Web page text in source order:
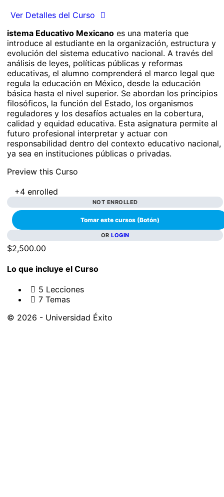
Ver Detalles del Curso
istema Educativo Mexicano es una materia que
introduce al estudiante en la organización, estructura y
evolución del sistema educativo nacional. A través del
análisis de leyes, políticas públicas y reformas
educativas, el alumno comprenderá el marco legal que
regula la educación en México, desde la educación
básica hasta el nivel superior. Se abordan los principios
filosóficos, la función del Estado, los organismos
reguladores y los desafíos actuales en la cobertura,
calidad y equidad educativa. Esta asignatura permite al
futuro profesional interpretar y actuar con
responsabilidad dentro del contexto educativo nacional,
ya sea en instituciones públicas o privadas.
Preview this Curso
+4enrolled
NOT ENROLLED
ORLOGIN
$2,500.00
Lo que incluye el Curso
5 Lecciones
7 Temas
© 2026 - Universidad Éxito